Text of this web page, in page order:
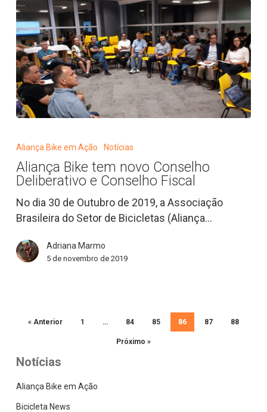
Bike
novo
Conselho
Deliberativo
e
Fiscal
Aliança Bike em Ação Notícias
Aliança Bike tem novo Conselho
Deliberativo e Conselho Fiscal
No dia 30 de Outubro de 2019, a Associação
Brasileira do Setor de Bicicletas (Aliança…
Adriana Marmo
5 de novembro de 2019
« Anterior 1 … 84 85 86 87 88
Próximo »
Notícias
Aliança Bike em Ação
Bicicleta News